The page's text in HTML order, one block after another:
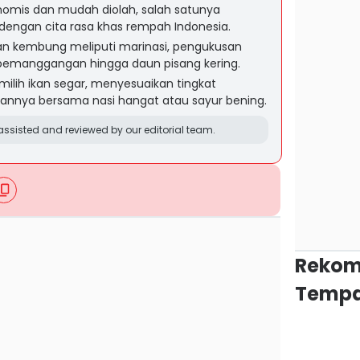
dan mudah diolah, salah satunya
cita rasa khas rempah Indonesia.
kembung meliputi marinasi, pengukusan
hingga daun pisang kering.
ikan segar, menyesuaikan tingkat
bersama nasi hangat atau sayur bening.
and reviewed by our editorial team.